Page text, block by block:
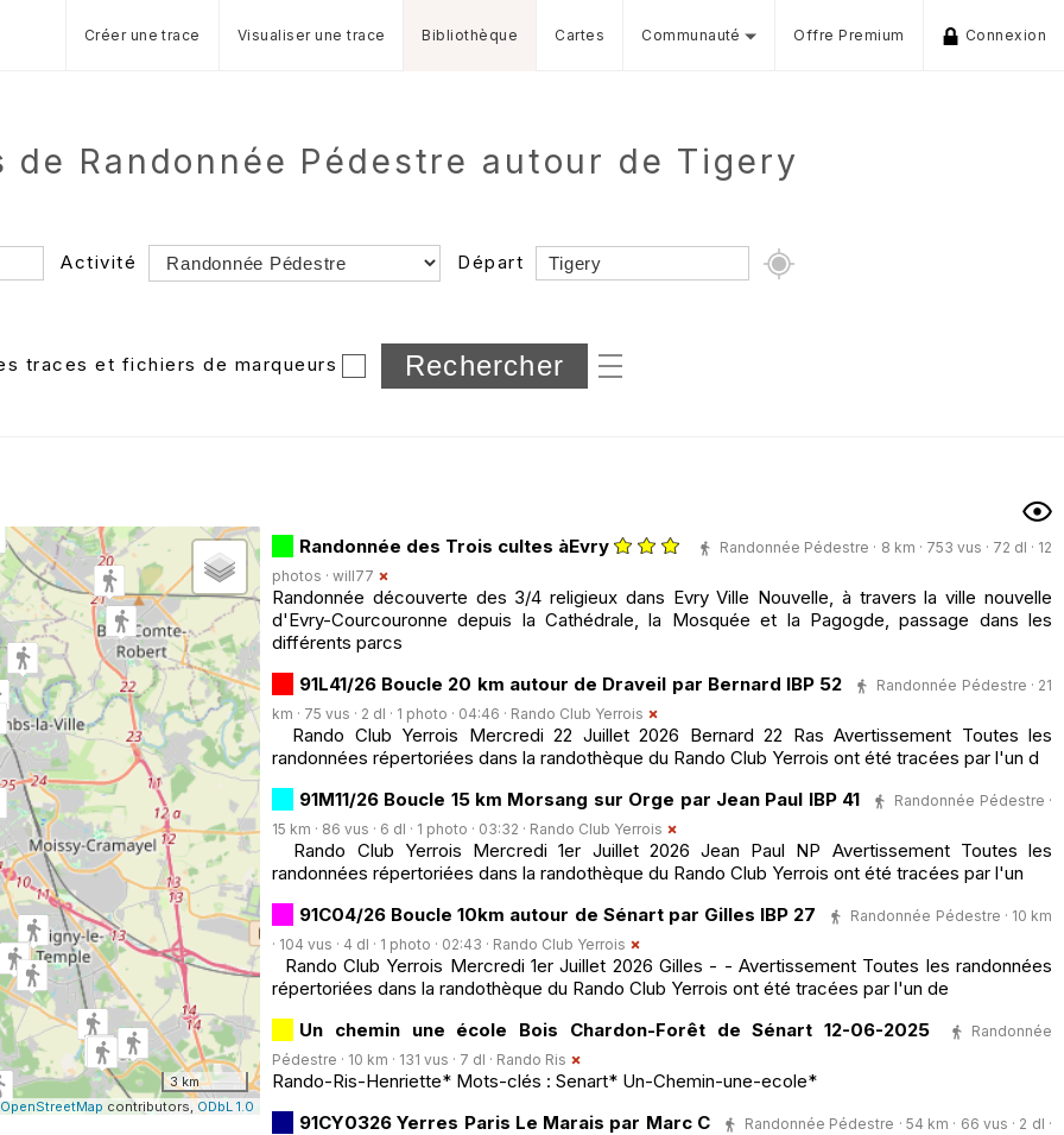
Créer une trace Visualiser une trace Bibliothèque Cartes Communauté Offre Premium Connexion
Randonnée Pédestre autour de Tigery
Activité Départ
Dossier
et sous-dossiers
traces et fichiers de marqueurs
3 km
OpenStreetMap contributors,ODbL 1.0
Randonnée des Trois cultes àEvry
Randonnée Pédestre · 8 km · 753 vus · 72 dl · 12
photos · will77
Randonnée découverte des 3/4 religieux dans Evry Ville Nouvelle, à travers la ville nouvelle
d'Evry-Courcouronne depuis la Cathédrale, la Mosquée et la Pagogde, passage dans les
différents parcs
91L41/26 Boucle 20 km autour de Draveil par Bernard IBP 52
Randonnée Pédestre · 21
km · 75 vus · 2 dl · 1 photo · 04:46 · Rando Club Yerrois
Rando Club Yerrois Mercredi 22 Juillet 2026 Bernard 22 Ras Avertissement Toutes les
randonnées répertoriées dans la randothèque du Rando Club Yerrois ont été tracées par l'un d
91M11/26 Boucle 15 km Morsang sur Orge par Jean Paul IBP 41
Randonnée Pédestre ·
15 km · 86 vus · 6 dl · 1 photo · 03:32 · Rando Club Yerrois
Rando Club Yerrois Mercredi 1er Juillet 2026 Jean Paul NP Avertissement Toutes les
randonnées répertoriées dans la randothèque du Rando Club Yerrois ont été tracées par l'un
91C04/26 Boucle 10km autour de Sénart par Gilles IBP 27
Randonnée Pédestre · 10 km
· 104 vus · 4 dl · 1 photo · 02:43 · Rando Club Yerrois
Rando Club Yerrois Mercredi 1er Juillet 2026 Gilles - - Avertissement Toutes les randonnées
répertoriées dans la randothèque du Rando Club Yerrois ont été tracées par l'un de
Un chemin une école Bois Chardon-Forêt de Sénart 12-06-2025
Randonnée
Pédestre · 10 km · 131 vus · 7 dl · Rando Ris
Rando-Ris-Henriette* Mots-clés : Senart* Un-Chemin-une-ecole*
91CY0326 Yerres Paris Le Marais par Marc C
Randonnée Pédestre · 54 km · 66 vus · 2 dl ·